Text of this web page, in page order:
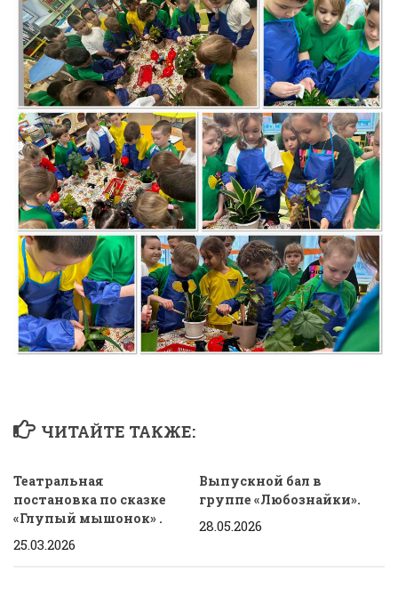
ЧИТАЙТЕ ТАКЖЕ:
Театральная
постановка по сказке
«Глупый мышонок» .
25.03.2026
Выпускной бал в
группе «Любознайки».
28.05.2026